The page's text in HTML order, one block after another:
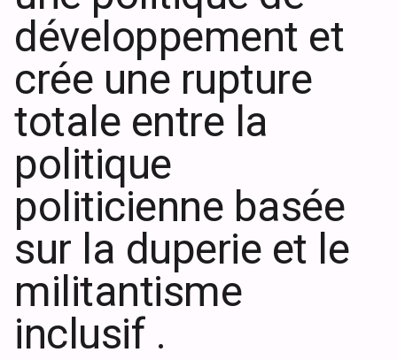
développement et
crée une rupture
totale entre la
politique
politicienne basée
sur la duperie et le
militantisme
inclusif .